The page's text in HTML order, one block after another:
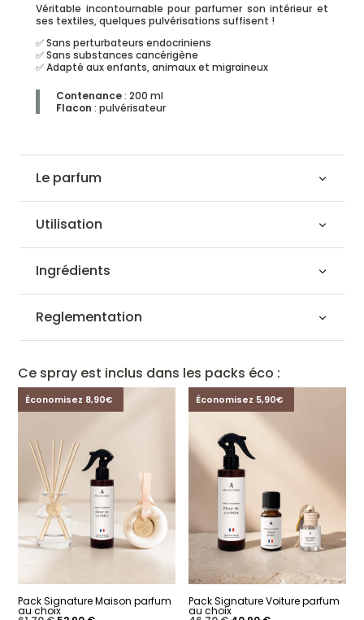
Véritable incontournable pour parfumer son intérieur et
ses textiles, quelques pulvérisations suffisent !
✅ Sans perturbateurs endocriniens
✅ Sans substances cancérigène
✅ Adapté aux enfants, animaux et migraineux
Contenance: 200 ml
Flacon : pulvérisateur
Le parfum
Utilisation
Ingrédients
Reglementation
Ce spray est inclus dans les packs éco :
Économisez 8,90€
Pack Signature Maison parfum
au choix
Économisez 5,90€
Pack Signature Voiture parfum
au choix